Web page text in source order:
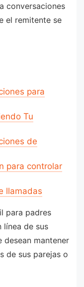
conversaciones
el remitente se
para
Tu
de
para controlar
llamadas
para padres
línea de sus
desean mantener
de sus parejas o